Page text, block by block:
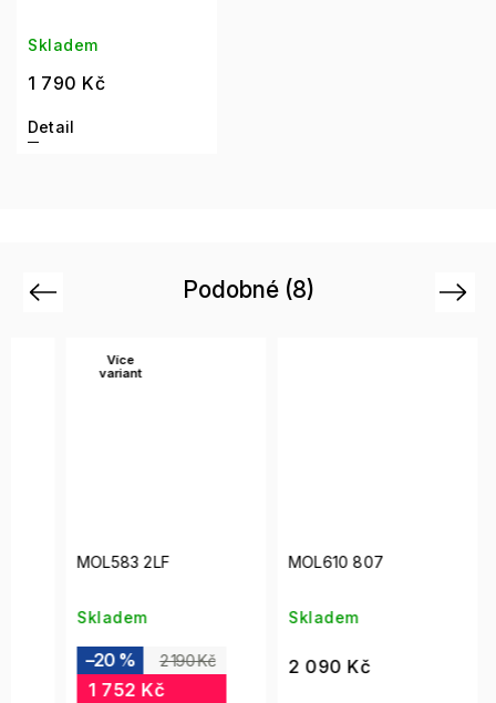
Skladem
1 790 Kč
Detail
Podobné (8)
Previous
MOL583 2LF
Skladem
2 190 Kč
–20 %
1 752 Kč
MOL610 807
Skladem
2 090 Kč
Next